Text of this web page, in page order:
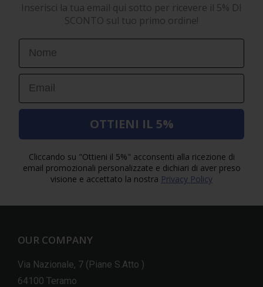
Inserisci la tua email qui sotto per ricevere il 5% DI
SCONTO sul tuo primo ordine!
First Name
Email
OTTIENI IL 5%
Cliccando su "Ottieni il 5%" acconsenti alla ricezione di
email promozionali personalizzate e dichiari di aver preso
visione e accettato la nostra Privacy Policy
OUR COMPANY
Via Nazionale, 7 (Piane S.Atto )
64100 Teramo